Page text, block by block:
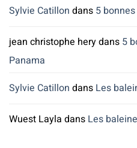
Sylvie Catillon dans 5
jean christophe herydans 5
Panama
Sylvie Catillon dans Les
Wuest Layla dans Les